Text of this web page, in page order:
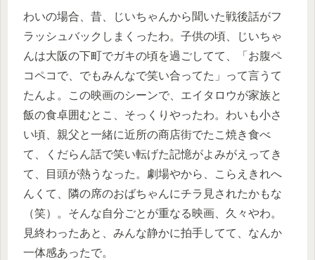
わいの場合、昔、じいちゃんから聞いた戦後話がフ
ラッシュバックしまくったわ。子供の頃、じいちゃ
んは大阪の下町でガキの頃を過ごしてて、「お腹ペ
コペコで、でもみんなで笑い合ってた」って言うて
たんよ。この映画のシーンで、エイタロウが家族と
飯の食卓囲むとこ、そっくりやったわ。わいも小さ
い頃、親父と一緒に近所の商店街でたこ焼き食べ
て、くだらん話で笑い転げた記憶がよみがえってき
て、目頭が熱うなった。劇場やから、こらえきれへ
んくて、隣の席のおばちゃんにチラ見されたかもな
（笑）。そんな自分ごとが重なる映画、久々やわ。
見終わったあと、みんな静かに拍手してて、なんか
一体感あったで。